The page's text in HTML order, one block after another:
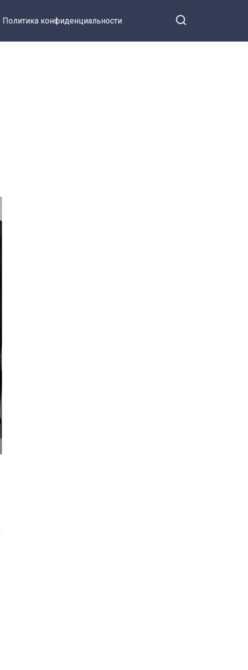
Политика конфиденциальности